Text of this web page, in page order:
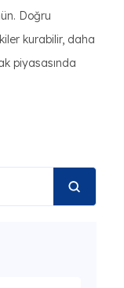
Doğru
kurabilir, daha
piyasasında